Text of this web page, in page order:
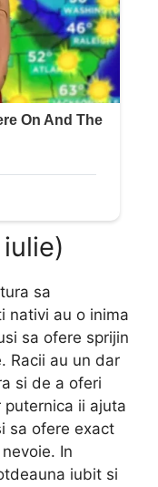
sa
nativi au o inima
sa ofere sprijin
Racii au un dar
si de a oferi
ii ajuta
sa ofere exact
In
iubit si